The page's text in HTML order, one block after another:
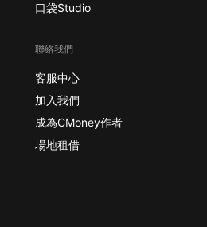
口袋Studio
聯絡我們
客服中心
加入我們
成為CMoney作者
場地租借